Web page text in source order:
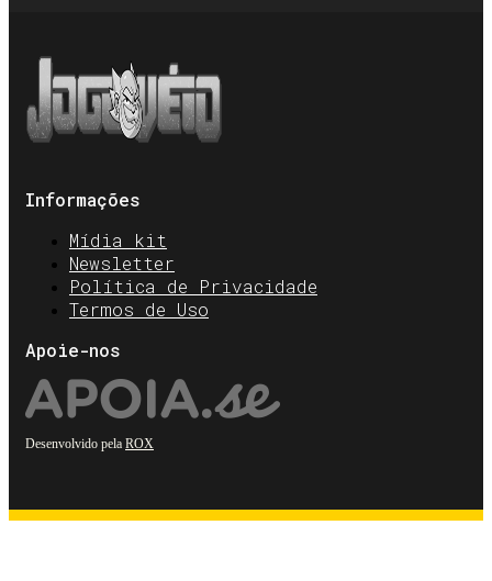
Informações
Mídia kit
Newsletter
Política de Privacidade
Termos de Uso
Apoie-nos
Desenvolvido pela ROX